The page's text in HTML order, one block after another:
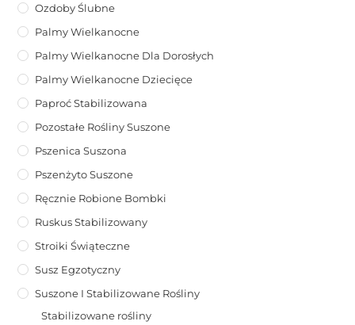
Ozdoby Ślubne
Palmy Wielkanocne
Palmy Wielkanocne Dla Dorosłych
Palmy Wielkanocne Dziecięce
Paproć Stabilizowana
Pozostałe Rośliny Suszone
Pszenica Suszona
Pszenżyto Suszone
Ręcznie Robione Bombki
Ruskus Stabilizowany
Stroiki Świąteczne
Susz Egzotyczny
Suszone I Stabilizowane Rośliny
Stabilizowane rośliny